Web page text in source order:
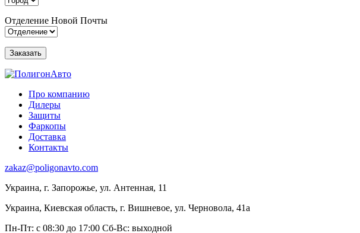
Отделение Новой Почты
Про компанию
Дилеры
Защиты
Фаркопы
Доставка
Контакты
zakaz@poligonavto.com
Украина, г. Запорожье, ул. Антенная, 11
Украина, Киевская область, г. Вишневое, ул. Черновола, 41а
Пн-Пт: с 08:30 до 17:00 Сб-Вс: выходной